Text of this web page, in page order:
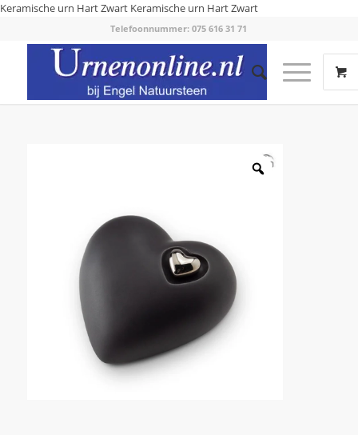
Keramische urn Hart Zwart Keramische urn Hart Zwart
Telefoonnummer: 075 616 31 71